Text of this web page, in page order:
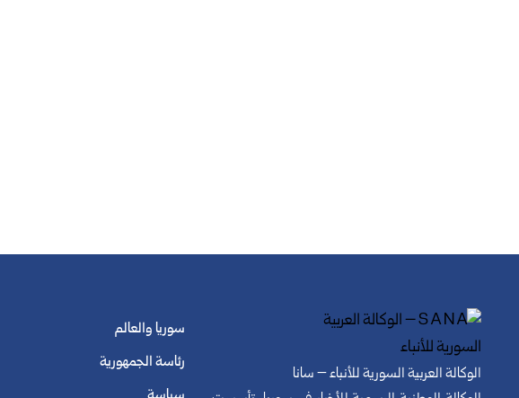
الوكالة العربية السورية للأنباء – سانا
سوريا والعالم
رئاسة الجمهورية